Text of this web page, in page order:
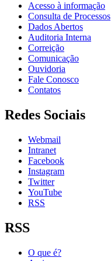
Acesso à informação
Consulta de Processos
Dados Abertos
Auditoria Interna
Correição
Comunicação
Ouvidoria
Fale Conosco
Contatos
Redes Sociais
Webmail
Intranet
Facebook
Instagram
Twitter
YouTube
RSS
RSS
O que é?